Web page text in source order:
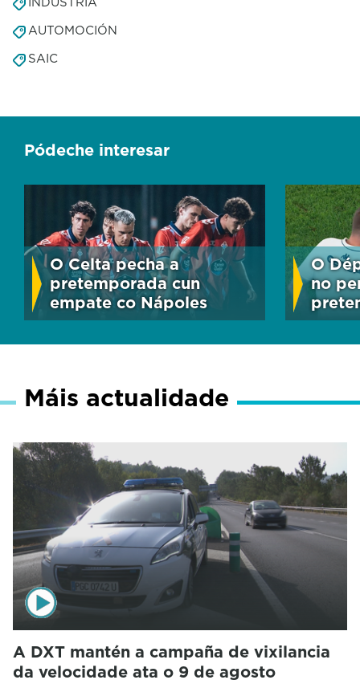
AUTOMOCIÓN
SAIC
Pódeche interesar
O Celta pecha a
pretemporada cun
empate co Nápoles
O
no
Máis actualidade
A DXT mantén a campaña de vixilancia
da velocidade ata o 9 de agosto